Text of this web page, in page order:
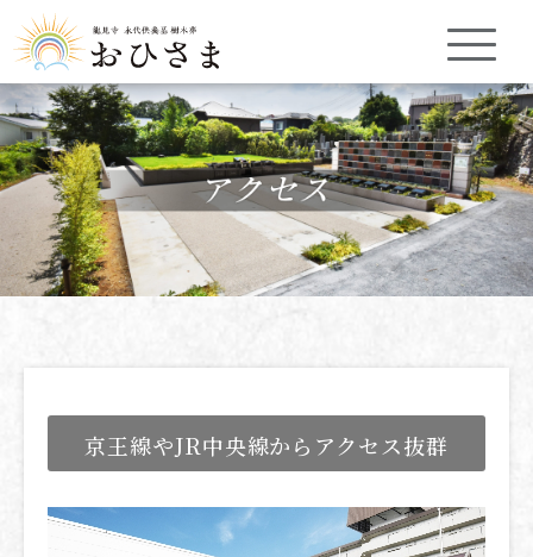
京王線やJR中央線から アクセス抜群